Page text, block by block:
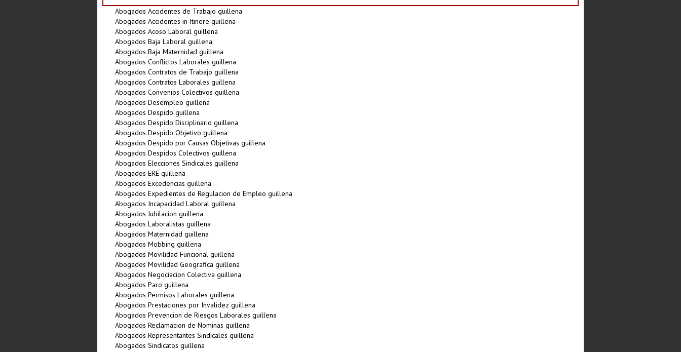
Abogados Accidentes de Trabajo guillena
Abogados Accidentes in Itinere guillena
Abogados Acoso Laboral guillena
Abogados Baja Laboral guillena
Abogados Baja Maternidad guillena
Abogados Conflictos Laborales guillena
Abogados Contratos de Trabajo guillena
Abogados Contratos Laborales guillena
Abogados Convenios Colectivos guillena
Abogados Desempleo guillena
Abogados Despido guillena
Abogados Despido Disciplinario guillena
Abogados Despido Objetivo guillena
Abogados Despido por Causas Objetivas guillena
Abogados Despidos Colectivos guillena
Abogados Elecciones Sindicales guillena
Abogados ERE guillena
Abogados Excedencias guillena
Abogados Expedientes de Regulacion de Empleo guillena
Abogados Incapacidad Laboral guillena
Abogados Jubilacion guillena
Abogados Laboralistas guillena
Abogados Maternidad guillena
Abogados Mobbing guillena
Abogados Movilidad Funcional guillena
Abogados Movilidad Geografica guillena
Abogados Negociacion Colectiva guillena
Abogados Paro guillena
Abogados Permisos Laborales guillena
Abogados Prestaciones por Invalidez guillena
Abogados Prevencion de Riesgos Laborales guillena
Abogados Reclamacion de Nominas guillena
Abogados Representantes Sindicales guillena
Abogados Sindicatos guillena